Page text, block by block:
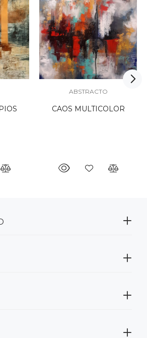
ABSTRACTO
CAOS MULTICOLOR